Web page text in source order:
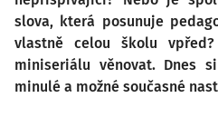
slova, která posunuje
vlastně celou školu
miniseriálu věnovat. Dnes
minulé a možné současné